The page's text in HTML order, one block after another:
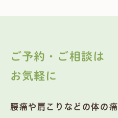
ご予約・ご相談は
お気軽に
腰痛や肩こりなどの体の